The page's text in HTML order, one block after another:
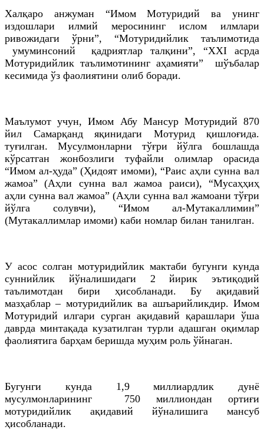
Халқаро анжуман “Имом Мотуридий ва унинг
издошлари илмий меросининг ислом илмлари
ривожидаги ўрни”, “Мотуридийлик таълимотида
умуминсоний қадриятлар талқини”, “XXI асрда
Мотуридийлик таълимотининг аҳамияти” шўъбалар
кесимида ўз фаолиятини олиб боради.
Маълумот учун, Имом Абу Мансур Мотуридий 870
йил Самарқанд яқинидаги Мотурид қишлоғида.
туғилган. Мусулмонларни тўғри йўлга бошлашда
кўрсатган жонбозлиги туфайли олимлар орасида
“Имом ал-ҳуда” (Ҳидоят имоми), “Раис аҳли сунна вал
жамоа” (Аҳли сунна вал жамоа раиси), “Мусаҳҳиҳ
аҳли сунна вал жамоа” (Аҳли сунна вал жамоани тўғри
йўлга солувчи), “Имом ал-Мутакаллимин”
(Мутакаллимлар имоми) каби номлар билан танилган.
У асос солган мотуридийлик мактаби бугунги кунда
суннийлик йўналишидаги 2 йирик эътиқодий
таълимотдан бири ҳисобланади. Бу ақидавий
мазҳаблар – мотуридийлик ва ашъарийликдир. Имом
Мотуридий илгари сурган ақидавий қарашлари ўша
даврда минтақада кузатилган турли адашган оқимлар
фаолиятига барҳам беришда муҳим роль ўйнаган.
Бугунги кунда 1,9 миллиардлик дунё
мусулмонларининг 750 миллиондан ортиғи
мотуридийлик ақидавий йўналишига мансуб
ҳисобланади.